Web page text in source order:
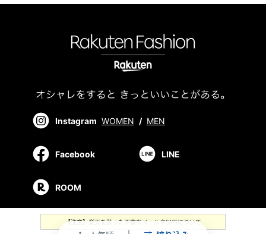
Instagram WOMEN / MEN
Facebook LINE
ROOM
【注意】楽天を装った不審なメールやSMSについて